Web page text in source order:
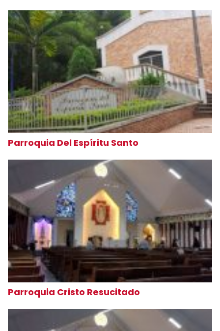
Parroquia Del Espíritu Santo
Parroquia Cristo Resucitado